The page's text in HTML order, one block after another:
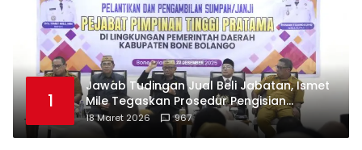
1
Jawab Tudingan Jual Beli Jabatan, Ismet
Mile Tegaskan Prosedur Pengisian
Jabatan
18 Maret 2026 967